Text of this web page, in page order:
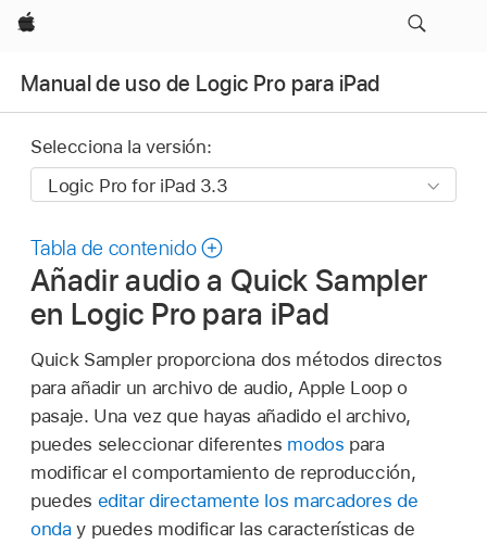
Apple
Manual de uso de Logic Pro para iPad
Selecciona la versión:
Tabla de contenido
Añadir audio a Quick Sampler
en Logic Pro para iPad
Quick Sampler proporciona dos métodos directos
para añadir un archivo de audio, Apple Loop o
pasaje. Una vez que hayas añadido el archivo,
puedes seleccionar diferentes modos para
modificar el comportamiento de reproducción,
puedes editar directamente los marcadores de
onda y puedes modificar las características de